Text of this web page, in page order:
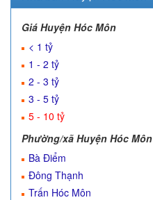
Giá Huyện Hóc Môn
< 1 tỷ
1 - 2 tỷ
2 - 3 tỷ
3 - 5 tỷ
5 - 10 tỷ
Phường/xã Huyện Hóc Môn
Bà Điểm
Đông Thạnh
Trấn Hóc Môn